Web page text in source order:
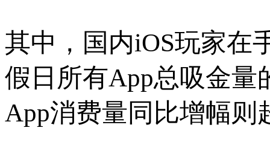
其中，国内iOS玩家在
假日所有App总吸金量
App消费量同比增幅则